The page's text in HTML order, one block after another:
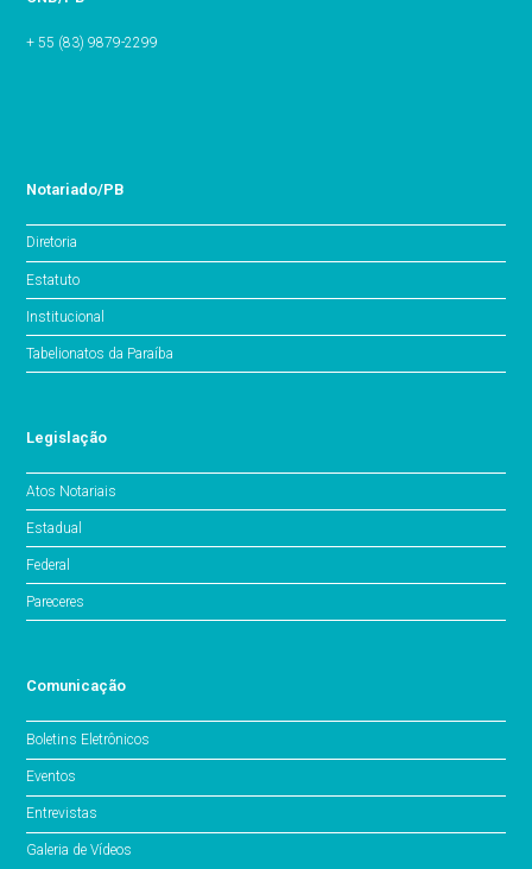
+ 55 (83) 9879-2299
Notariado/PB
Diretoria
Estatuto
Institucional
Tabelionatos da Paraíba
Legislação
Atos Notariais
Estadual
Federal
Pareceres
Comunicação
Boletins Eletrônicos
Eventos
Entrevistas
Galeria de Vídeos